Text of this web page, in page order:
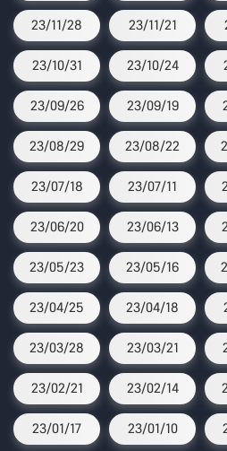
23/11/28 23/11/21
23/10/31 23/10/24
23/09/26 23/09/19
23/08/29 23/08/22
23/07/18 23/07/11
23/06/20 23/06/13
23/05/23 23/05/16
23/04/25 23/04/18
23/03/28 23/03/21
23/02/21 23/02/14
23/01/17 23/01/10